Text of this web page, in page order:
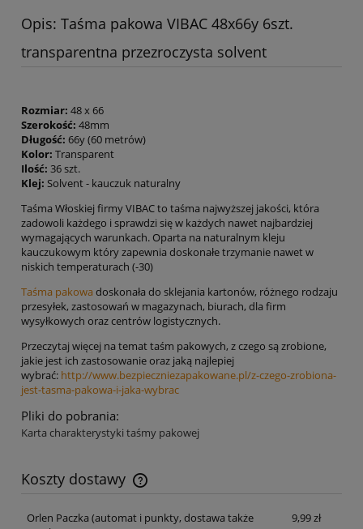
Opis: Taśma pakowa VIBAC 48x66y 6szt.
transparentna przezroczysta solvent
Rozmiar: 48 x 66
Szerokość: 48mm
Długość: 66y (60 metrów)
Kolor: Transparent
Ilość: 36 szt.
Klej: Solvent - kauczuk naturalny
Taśma Włoskiej firmy VIBAC to taśma najwyższej jakości, która
zadowoli każdego i sprawdzi się w każdych nawet najbardziej
wymagających warunkach. Oparta na naturalnym kleju
kauczukowym który zapewnia doskonałe trzymanie nawet w
niskich temperaturach (-30)
Taśma pakowa doskonała do sklejania kartonów, różnego rodzaju
przesyłek, zastosowań w magazynach, biurach, dla firm
wysyłkowych oraz centrów logistycznych.
Przeczytaj więcej na temat taśm pakowych, z czego są zrobione,
jakie jest ich zastosowanie oraz jaką najlepiej
wybrać: http://www.bezpieczniezapakowane.pl/z-czego-zrobiona-
jest-tasma-pakowa-i-jaka-wybrac
Pliki do pobrania:
Karta charakterystyki taśmy pakowej
Koszty dostawy
Cena nie zawiera ewentualnych kosztów płatności
Orlen Paczka (automat i punkty, dostawa także
9,99 zł